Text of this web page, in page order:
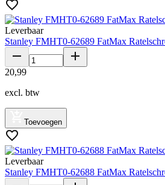
Leverbaar
Stanley FMHT0-62689 FatMax
20,99
excl. btw
Toevoegen
Leverbaar
Stanley FMHT0-62688 FatMax